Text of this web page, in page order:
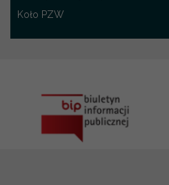
Koło PZW